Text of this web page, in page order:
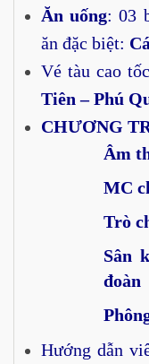
Ăn uống: 03
ăn đặc biệt:
Vé tàu cao
Tiên – Phú
CHƯƠNG
Âm
MC
Trò
Sân
đoàn
Hướng dẫn